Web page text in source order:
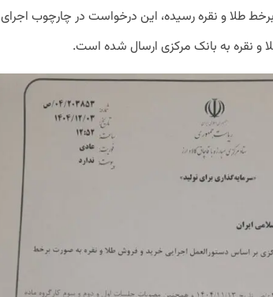
طلا و نقره رسیده، این درخواست در چارچوب اجرای
و نقره به بانک مرکزی ارسال شده است.